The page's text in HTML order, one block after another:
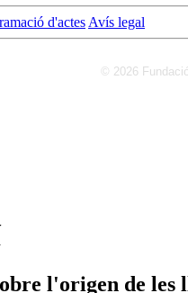
d'actes Avís legal
© 2026
l'origen de les